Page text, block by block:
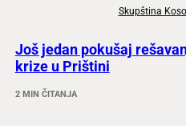
Skupština
Još jedan pokušaj
krize u Prištini
2 MIN ČITANJA